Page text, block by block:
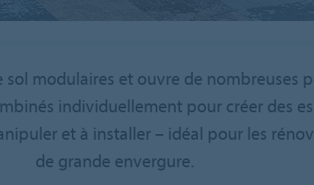
modulaires et ouvre de nombreuses
individuellement pour créer des
et à installer – idéal pour les
de grande envergure.